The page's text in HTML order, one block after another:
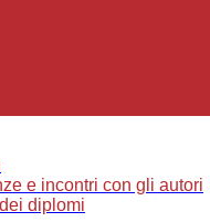
e incontri con gli autori
diplomi